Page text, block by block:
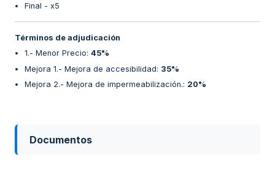
Final - x5
Términos de adjudicación
1.- Menor Precio: 45%
Mejora 1.- Mejora de accesibilidad: 35%
Mejora 2.- Mejora de impermeabilización.: 20%
Documentos